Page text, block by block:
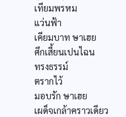
เทียมพรหม
แว่นฟ้า
เคียมบาท ษาเฮย
ศึกเสี้ยนเปนไฉน
ทรงธรรม์
ตรากไว้
มอบรัก ษาเฮย
เผด็จเกล้าคราวเดียว